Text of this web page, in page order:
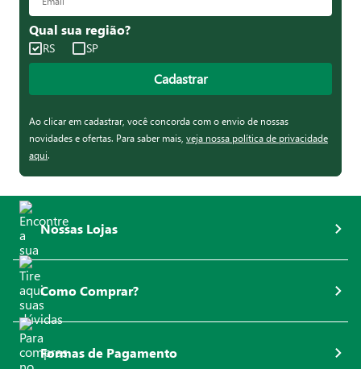
Qual sua região?
RS SP
Cadastrar
Ao clicar em cadastrar, você concorda com o envio de nossas
novidades e ofertas. Para saber mais, veja nossa política de privacidade
aqui.
Nossas Lojas
Como Comprar?
Formas de Pagamento